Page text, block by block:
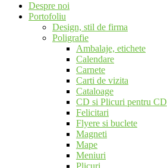
Despre noi
Portofoliu
Design, stil de firma
Poligrafie
Ambalaje, etichete
Calendare
Carnete
Carti de vizita
Cataloage
CD si Plicuri pentru CD
Felicitari
Flyere si buclete
Magneti
Mape
Meniuri
Plicuri